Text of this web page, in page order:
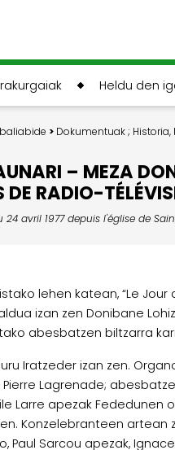
Heldu den
> Dokumentuak;
– MEZA
DE RADIO-
24 avril 1977 depuis l'église de
lehen katean, “Le
izan zen Donibane
abesbatzen biltzarra
Iratzeder izan zen.
Lagrenade;
Larre apezak
Konzelebranteen artean
Paul Sarcou apezak,